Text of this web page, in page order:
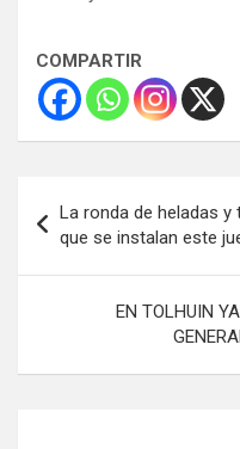
COMPARTIR
de
entradas
La ronda de heladas
que se instalan este
EN TOLHUIN